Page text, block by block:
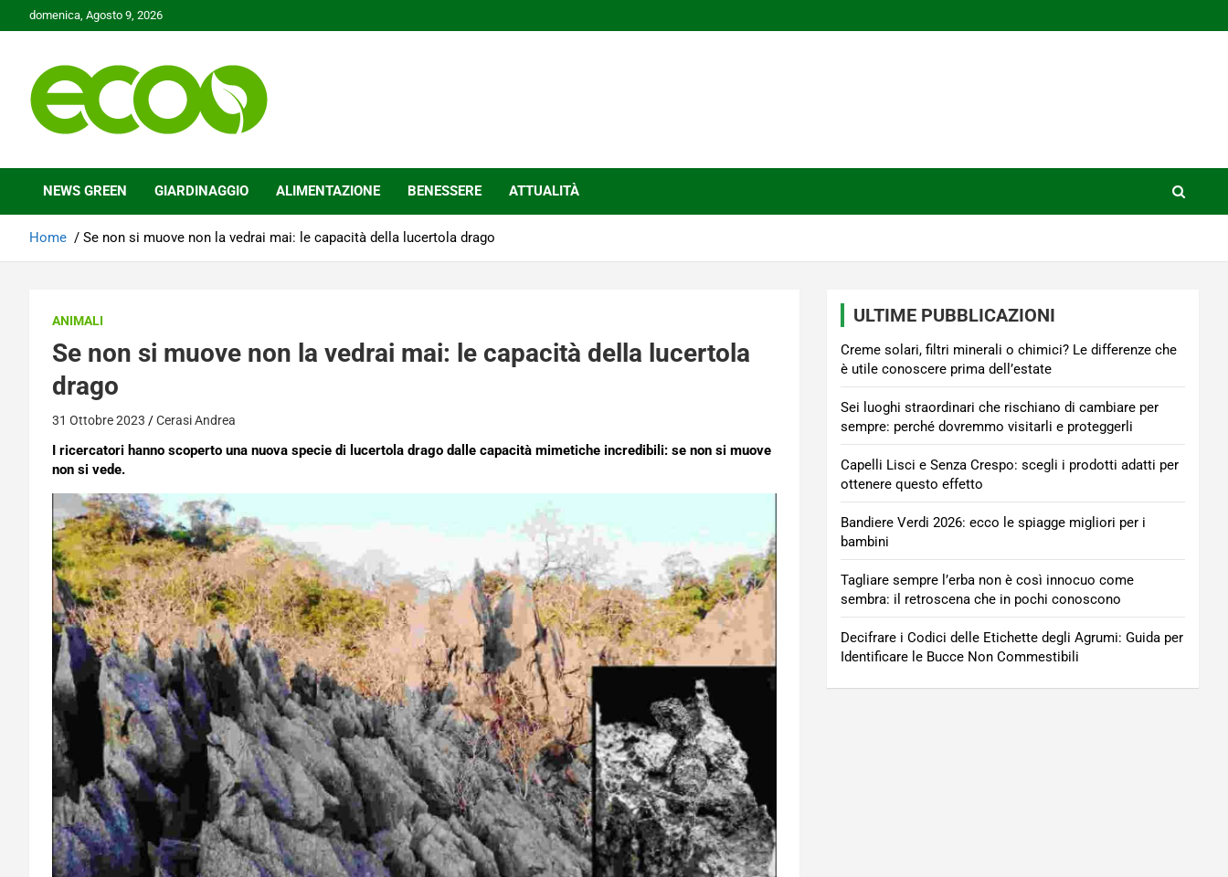
to
domenica, Agosto 9, 2026
Ecoo.it
NEWS GREEN GIARDINAGGIO ALIMENTAZIONE BENESSERE ATTUALITÀ
Home Se non si muove non la vedrai mai: le capacità della lucertola drago
ANIMALI
Se non si muove non la vedrai mai: le capacità della lucertola
drago
31 Ottobre 2023 Cerasi Andrea
I ricercatori hanno scoperto una nuova specie di lucertola drago dalle capacità mimetiche incredibili: se non si muove
non si vede.
ULTIME PUBBLICAZIONI
Creme solari, filtri minerali o chimici? Le differenze che
è utile conoscere prima dell’estate
Sei luoghi straordinari che rischiano di cambiare per
sempre: perché dovremmo visitarli e proteggerli
Capelli Lisci e Senza Crespo: scegli i prodotti adatti per
ottenere questo effetto
Bandiere Verdi 2026: ecco le spiagge migliori per i
bambini
Tagliare sempre l’erba non è così innocuo come
sembra: il retroscena che in pochi conoscono
Decifrare i Codici delle Etichette degli Agrumi: Guida per
Identificare le Bucce Non Commestibili